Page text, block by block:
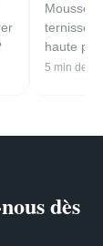
haute
Louverné.
5 min de
dès